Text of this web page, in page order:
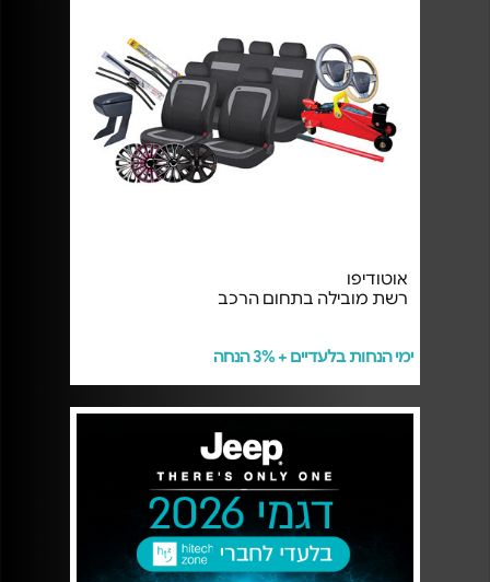
אוטודיפו
רשת מובילה בתחום הרכב
ימי הנחות בלעדיים + 3% הנחה